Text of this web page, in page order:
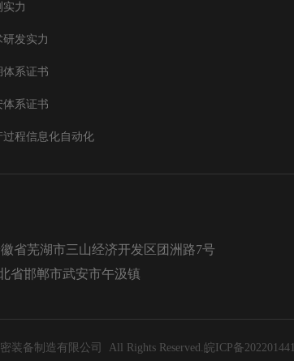
实力
研发实力
体系证书
体系证书
过程信息化自动化
省芜湖市三山经济开发区团洲路7号
省邯郸市武安市午汲镇
装备制造有限公司 All Rights Reserved.皖ICP备